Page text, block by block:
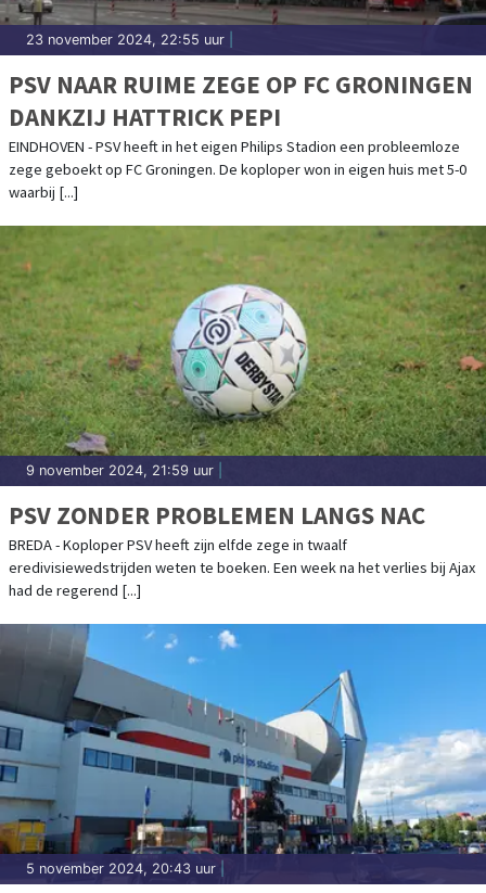
23 november 2024, 22:55 uur
PSV NAAR RUIME ZEGE OP FC GRONINGEN
DANKZIJ HATTRICK PEPI
EINDHOVEN - PSV heeft in het eigen Philips Stadion een probleemloze
zege geboekt op FC Groningen. De koploper won in eigen huis met 5-0
waarbij [...]
9 november 2024, 21:59 uur
PSV ZONDER PROBLEMEN LANGS NAC
BREDA - Koploper PSV heeft zijn elfde zege in twaalf
eredivisiewedstrijden weten te boeken. Een week na het verlies bij Ajax
had de regerend [...]
5 november 2024, 20:43 uur